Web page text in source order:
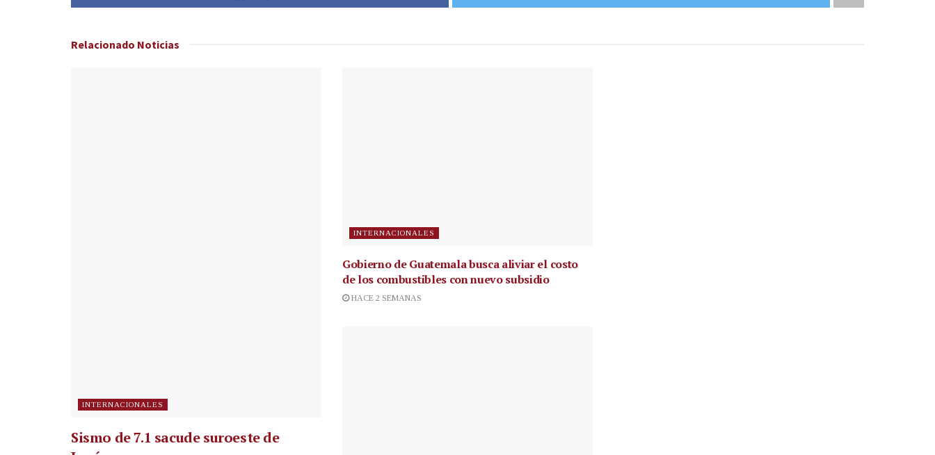
Relacionado Noticias
INTERNACIONALES
Sismo de 7.1 sacude suroeste de
INTERNACIONALES
Gobierno de Guatemala busca aliviar el costo
de los combustibles con nuevo subsidio
HACE 2 SEMANAS